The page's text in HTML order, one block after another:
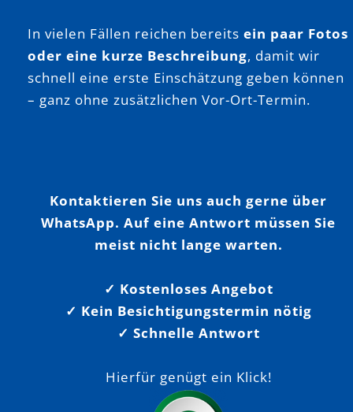
In vielen Fällen reichen bereits ein paar Fotos
oder eine kurze Beschreibung, damit wir
schnell eine erste Einschätzung geben können
– ganz ohne zusätzlichen Vor-Ort-Termin.
Kontaktieren Sie uns auch gerne über
WhatsApp. Auf eine Antwort müssen Sie
meist nicht lange warten.
✓ Kostenloses Angebot
✓ Kein Besichtigungstermin nötig
✓ Schnelle Antwort
Hierfür genügt ein Klick!